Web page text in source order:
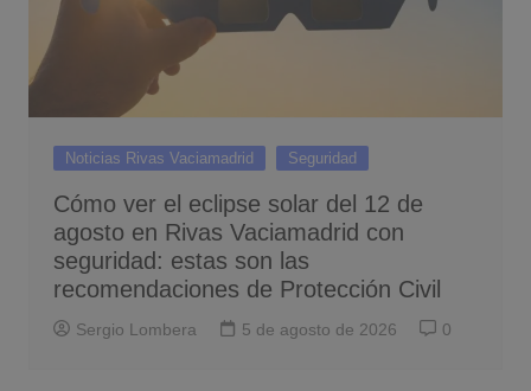
Noticias Rivas Vaciamadrid Seguridad
Cómo ver el eclipse solar del 12 de
agosto en Rivas Vaciamadrid con
seguridad: estas son las
recomendaciones de Protección Civil
Sergio Lombera 5 de agosto de 2026 0